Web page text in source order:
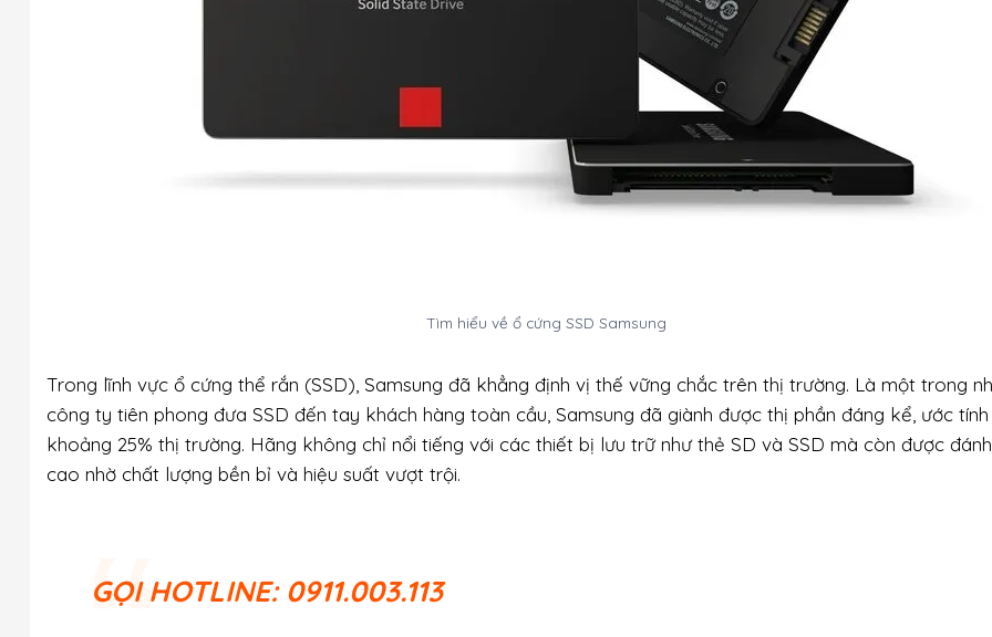
Tìm hiểu về ổ cứng SSD Samsung
Trong lĩnh vực ổ cứng thể rắn (SSD), Samsung đã khẳng định vị thế vững chắc trên thị trường. Là một trong
công ty tiên phong đưa SSD đến tay khách hàng toàn cầu, Samsung đã giành được thị phần đáng kể, ước
khoảng 25% thị trường. Hãng không chỉ nổi tiếng với các thiết bị lưu trữ như thẻ SD và SSD mà còn được
cao nhờ chất lượng bền bỉ và hiệu suất vượt trội.
GỌI HOTLINE: 0911.003.113